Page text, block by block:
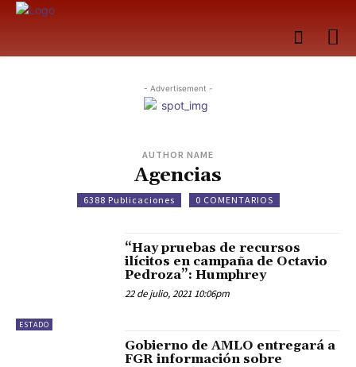
- Advertisement -
AUTHOR NAME
Agencias
6388 Publicaciones 0 COMENTARIOS
ESTADO
“Hay pruebas de recursos
ilícitos en campaña de Octavio
Pedroza”: Humphrey
22 de julio, 2021 10:06pm
Gobierno de AMLO entregará a
FGR información sobre